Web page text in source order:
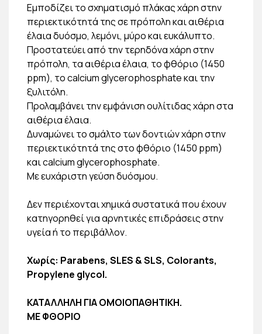
Εμποδίζει το σχηματισμό πλάκας χάρη στην
περιεκτικότητά της σε πρόπολη και αιθέρια
έλαια δυόσμο, λεμόνι, μύρο και ευκάλυπτο.
Προστατεύει από την τερηδόνα χάρη στην
πρόπολη, τα αιθέρια έλαια, το φθόριο (1450
ppm), το calcium glycerophosphate και την
ξυλιτόλη.
Προλαμβάνει την εμφάνιση ουλίτιδας χάρη στα
αιθέρια έλαια.
Δυναμώνει το σμάλτο των δοντιών χάρη στην
περιεκτικότητά της στο φθόριο (1450 ppm)
και calcium glycerophosphate.
Mε ευχάριστη γεύση δυόσμου.
Δεν περιέχονται χημικά συστατικά που έχουν
κατηγορηθεί για αρνητικές επιδράσεις στην
υγεία ή το περιβάλλον.
Χωρίς: Parabens, SLES & SLS, Colorants,
Propylene glycol.
ΚΑΤΑΛΛΗΛΗ ΓΙΑ ΟΜΟΙΟΠΑΘΗΤΙΚΗ.
ΜΕ ΦΘΟΡΙΟ